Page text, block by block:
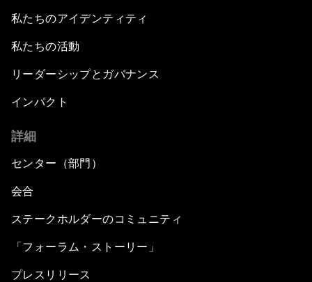
私たちのアイデンティティ
私たちの活動
リーダーシップとガバナンス
インパクト
詳細
センター（部門）
会合
ステークホルダーのコミュニティ
「フォーラム・ストーリー」
プレスリリース